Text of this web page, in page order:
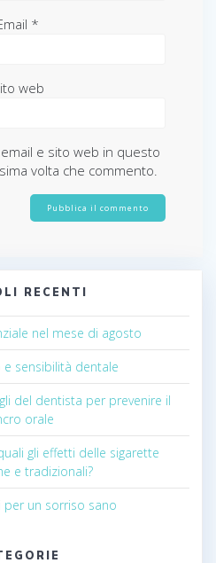
*
web
e sito web in questo
volta che commento.
RECENTI
nel mese di agosto
sensibilità dentale
del dentista per prevenire il
orale
gli effetti delle sigarette
e tradizionali?
per un sorriso sano